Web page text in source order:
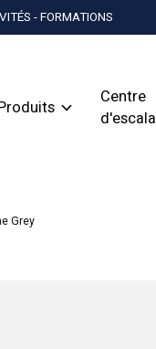
- FORMATIONS
Centre
Grey